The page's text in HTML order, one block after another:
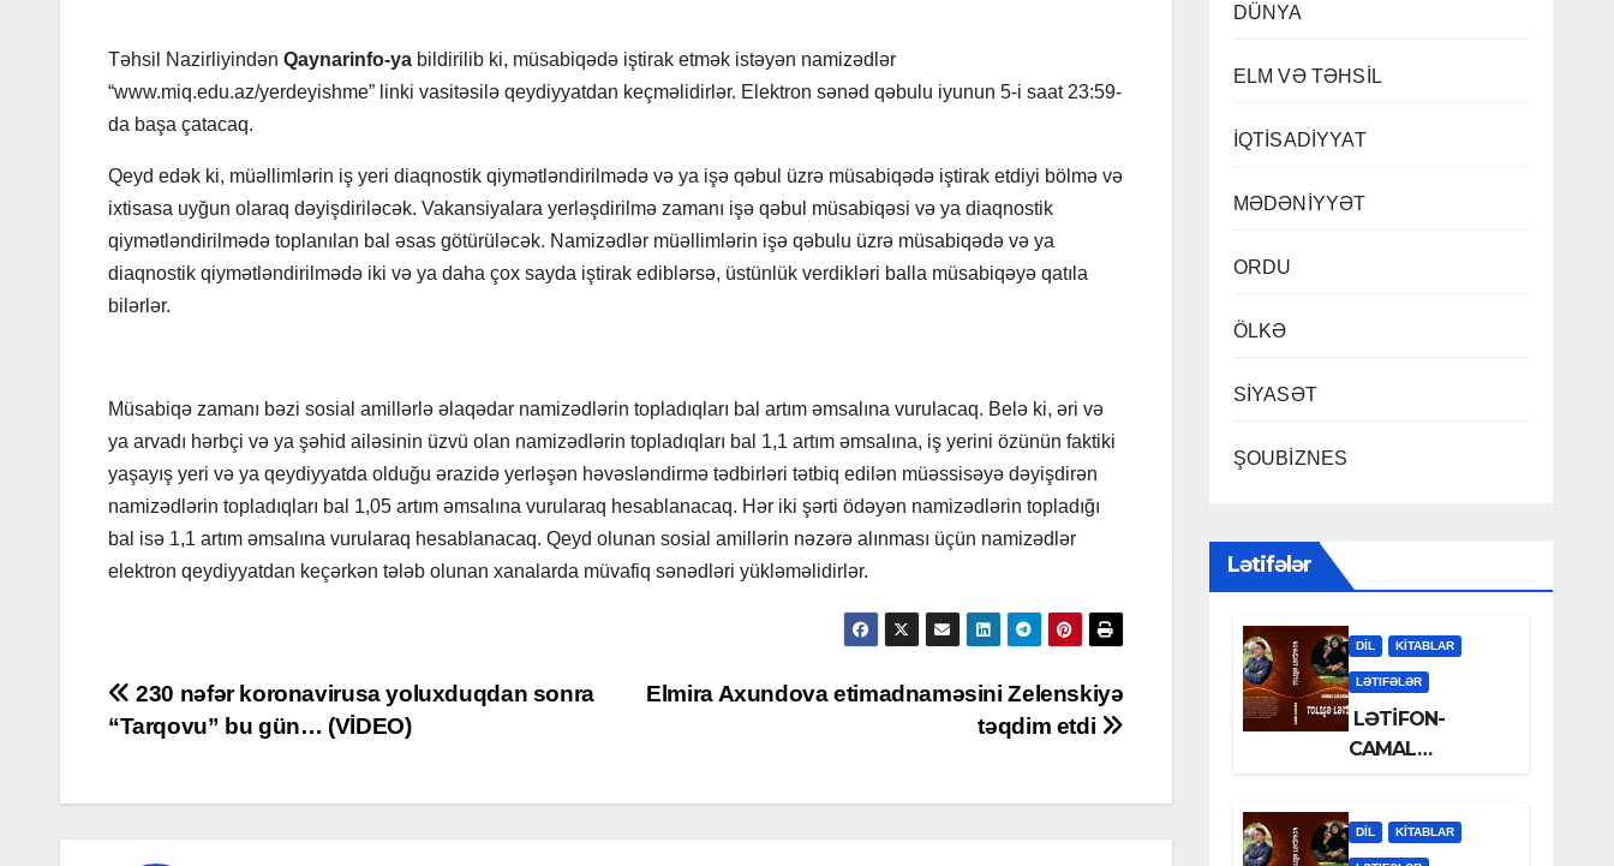
Təhsil Nazirliyindən Qaynarinfo-ya bildirilib ki, müsabiqədə iştirak etmək istəyən namizədlər
“www.miq.edu.az/yerdeyishme” linki vasitəsilə qeydiyyatdan keçməlidirlər. Elektron sənəd qəbulu iyunun 5-i saat 23:59-
da başa çatacaq.
Qeyd edək ki, müəllimlərin iş yeri diaqnostik qiymətləndirilmədə və ya işə qəbul üzrə müsabiqədə iştirak etdiyi bölmə və
ixtisasa uyğun olaraq dəyişdiriləcək. Vakansiyalara yerləşdirilmə zamanı işə qəbul müsabiqəsi və ya diaqnostik
qiymətləndirilmədə toplanılan bal əsas götürüləcək. Namizədlər müəllimlərin işə qəbulu üzrə müsabiqədə və ya
diaqnostik qiymətləndirilmədə iki və ya daha çox sayda iştirak ediblərsə, üstünlük verdikləri balla müsabiqəyə qatıla
bilərlər.
Müsabiqə zamanı bəzi sosial amillərlə əlaqədar namizədlərin topladıqları bal artım əmsalına vurulacaq. Belə ki, əri və
ya arvadı hərbçi və ya şəhid ailəsinin üzvü olan namizədlərin topladıqları bal 1,1 artım əmsalına, iş yerini özünün faktiki
yaşayış yeri və ya qeydiyyatda olduğu ərazidə yerləşən həvəsləndirmə tədbirləri tətbiq edilən müəssisəyə dəyişdirən
namizədlərin topladıqları bal 1,05 artım əmsalına vurularaq hesablanacaq. Hər iki şərti ödəyən namizədlərin topladığı
bal isə 1,1 artım əmsalına vurularaq hesablanacaq. Qeyd olunan sosial amillərin nəzərə alınması üçün namizədlər
elektron qeydiyyatdan keçərkən tələb olunan xanalarda müvafiq sənədləri yükləməlidirlər.
Post
navigation
Elmira Axundova etimadnaməsini Zelenskiyə
təqdim etdi
230 nəfər koronavirusa yoluxduqdan sonra
“Tarqovu” bu gün… (VİDEO)
DÜNYA
ELM VƏ TƏHSİL
İQTİSADİYYAT
MƏDƏNİYYƏT
ORDU
ÖLKƏ
SİYASƏT
ŞOUBİZNES
Lətifələr
DİL KİTABLAR
LƏTIFƏLƏR
LƏTİFON-
CAMAL
DİL KİTABLAR